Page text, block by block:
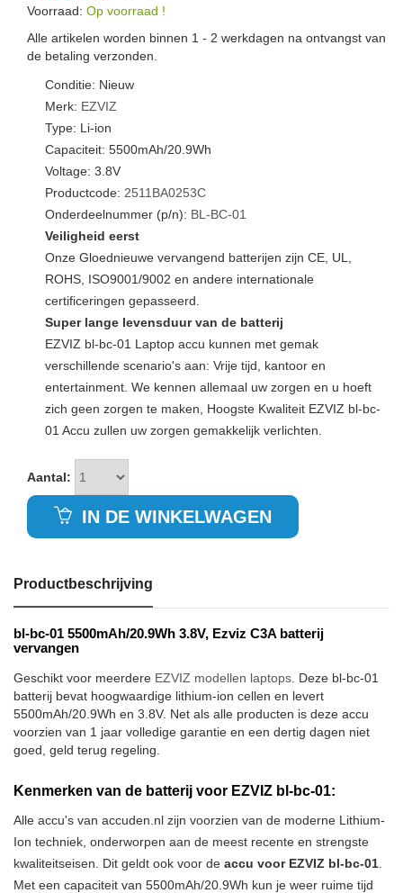
Voorraad: Op voorraad !
Alle artikelen worden binnen 1 - 2 werkdagen na ontvangst van
de betaling verzonden.
Conditie: Nieuw
Merk: EZVIZ
Type: Li-ion
Capaciteit: 5500mAh/20.9Wh
Voltage: 3.8V
Productcode: 2511BA0253C
Onderdeelnummer (p/n): BL-BC-01
Veiligheid eerst
Onze Gloednieuwe vervangend batterijen zijn CE, UL,
ROHS, ISO9001/9002 en andere internationale
certificeringen gepasseerd.
Super lange levensduur van de batterij
EZVIZ bl-bc-01 Laptop accu kunnen met gemak
verschillende scenario's aan: Vrije tijd, kantoor en
entertainment. We kennen allemaal uw zorgen en u hoeft
zich geen zorgen te maken, Hoogste Kwaliteit EZVIZ bl-bc-
01 Accu zullen uw zorgen gemakkelijk verlichten.
Aantal:
IN DE WINKELWAGEN
Productbeschrijving
bl-bc-01 5500mAh/20.9Wh 3.8V, Ezviz C3A batterij
vervangen
Geschikt voor meerdere EZVIZ modellen laptops . Deze bl-bc-01
batterij bevat hoogwaardige lithium-ion cellen en levert
5500mAh/20.9Wh en 3.8V. Net als alle producten is deze accu
voorzien van 1 jaar volledige garantie en een dertig dagen niet
goed, geld terug regeling.
Kenmerken van de batterij voor EZVIZ bl-bc-01:
Alle accu's van accuden.nl zijn voorzien van de moderne Lithium-
Ion techniek, onderworpen aan de meest recente en strengste
kwaliteitseisen. Dit geldt ook voor de accu voor EZVIZ bl-bc-01
Met een capaciteit van 5500mAh/20.9Wh kun je weer ruime tijd